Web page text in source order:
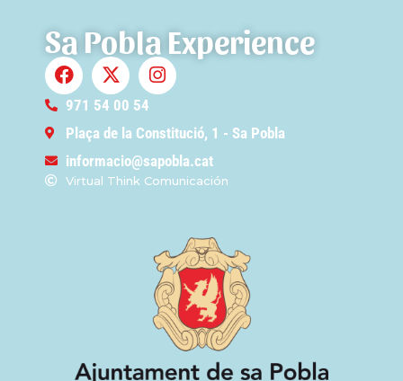
Sa Pobla Experience
971 54 00 54
Plaça de la Constitució, 1 - Sa Pobla
informacio@sapobla.cat
Virtual Think Comunicación